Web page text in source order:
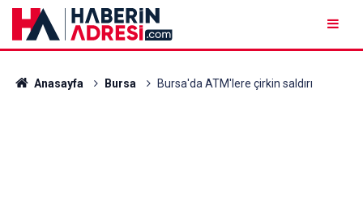
Anasayfa Bursa Bursa'da ATM'lere çirkin saldırı